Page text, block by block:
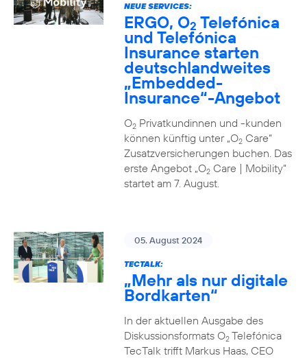
NEUE SERVICES:
ERGO, O2 Telefónica
und Telefónica
Insurance starten
deutschlandweites
„Embedded-
Insurance“-Angebot
O2Privatkundinnen und -kunden
können künftig unter „O2Care“
Zusatzversicherungen buchen. Das
erste Angebot „O2Care | Mobility“
startet am 7. August.
05. August 2024
TECTALK:
„Mehr als nur digitale
Bordkarten“
In der aktuellen Ausgabe des
Diskussionsformats O2Telefónica
TecTalk trifft Markus Haas, CEO